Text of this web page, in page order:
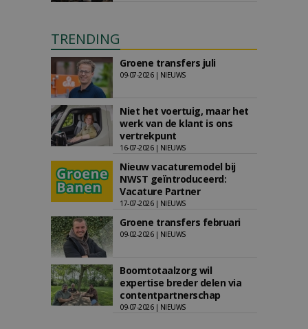
TRENDING
Groene transfers juli
09-07-2026 | NIEUWS
Niet het voertuig, maar het
werk van de klant is ons
vertrekpunt
16-07-2026 | NIEUWS
Nieuw vacaturemodel bij
NWST geïntroduceerd:
Vacature Partner
17-07-2026 | NIEUWS
Groene transfers februari
09-02-2026 | NIEUWS
Boomtotaalzorg wil
expertise breder delen via
contentpartnerschap
09-07-2026 | NIEUWS